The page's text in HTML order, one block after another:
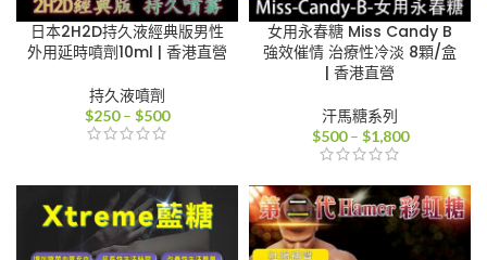
日本2H2D持久液經典版男性
外用延時噴劑10ml | 香港直營
持久液噴劑
$250 – $500價
$250
到
$500
女用永春糖 Miss Candy B
強效催情 治療性冷淡 8顆/盒
| 香港直營
汗馬糖系列
$500 – $1,800價
圍：
$500
到